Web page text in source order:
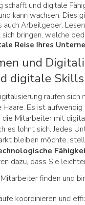
schafft und digitale
kann wachsen. Dies
auch Arbeitgeber.
bringen, welche
Reise Ihres
und
digitale
raufen sich
Haare. Es ist
die Mitarbeiter mit
es lohnt sich. Jedes
bleiben möchte,
dazu, dass Sie
finden und
koordinieren und